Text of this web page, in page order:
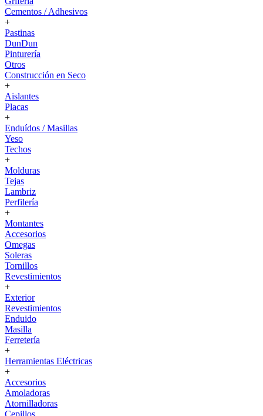
Cementos / Adhesivos
+
Pastinas
DunDun
Pinturería
Otros
Construcción en Seco
+
Aislantes
Placas
+
Enduídos / Masillas
Yeso
Techos
+
Molduras
Tejas
Lambriz
Perfilería
+
Montantes
Accesorios
Omegas
Soleras
Tornillos
Revestimientos
+
Exterior
Revestimientos
Enduido
Masilla
Ferretería
+
Herramientas Eléctricas
+
Accesorios
Amoladoras
Atornilladoras
Cepillos